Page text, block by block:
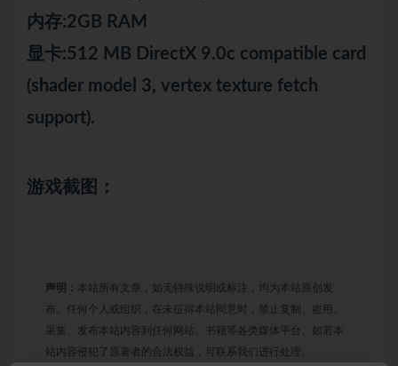
内存:2GB RAM
显卡:512 MB DirectX 9.0c compatible card
(shader model 3, vertex texture fetch
support).
游戏截图：
声明： 本站所有文章，如无特殊说明或标注，均为本站原创发
布。任何个人或组织，在未征得本站同意时，禁止复制、盗用、
采集、发布本站内容到任何网站、书籍等各类媒体平台。如若本
站内容侵犯了原著者的合法权益，可联系我们进行处理。